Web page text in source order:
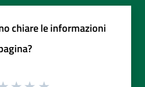
chiare le informazioni